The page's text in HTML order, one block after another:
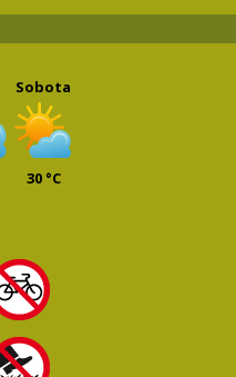
Sobota
30 °C